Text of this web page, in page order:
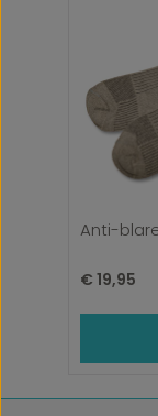
Anti-
Normale
€ 19,95